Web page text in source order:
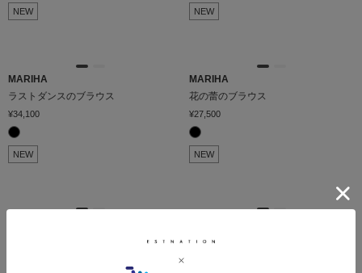
NEW NEW
MARIHA
ラストダンスのブラウス
¥34,100
NEW
MARIHA
花の蕾のブラウス
¥27,500
NEW
草原の虹のスカート